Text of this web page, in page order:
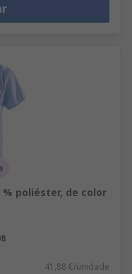
poliéster, de color
41,88 €/unidade